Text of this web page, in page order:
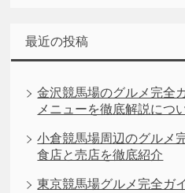
最近の投稿
金沢競馬場のグルメ完全
メニューを徹底解説につ
小倉競馬場周辺のグルメ
食店と売店を徹底紹介
東京競馬場グルメ完全ガ